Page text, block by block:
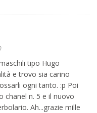
tipo Hugo
e trovo sia carino
ogni tanto. :p Poi
chanel n. 5 e il nuovo
Ah...grazie mille